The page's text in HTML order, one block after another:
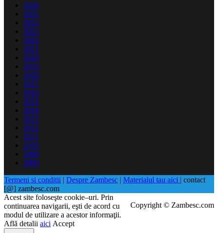
2026
2025
2024
2023
2022
2021
2020
2019
2018
2017
2016
2015
2014
2013
2012
2011
2010
2009
2008
Termeni si conditii | Despre Zambesc | Materialul tau aici | contact
[@] zambesc.com
Copyright © Zambesc.com
Acest site foloseşte cookie–uri. Prin
continuarea navigarii, eşti de acord cu
modul de utilizare a acestor informaţii.
Află detalii aici Accept